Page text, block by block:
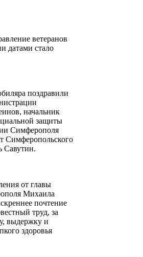
ветеранов
датами стало
поздравили
начальник
защиты
Симферополя
Симферопольского
Савутин.
от главы
Михаила
почтение
труд, за
выдержку и
здоровья